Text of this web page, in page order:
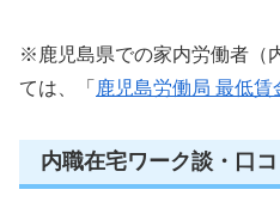
※鹿児島県での家内労働者（
ては、「 鹿児島労働局 最低賃
内職在宅ワーク談・口コ